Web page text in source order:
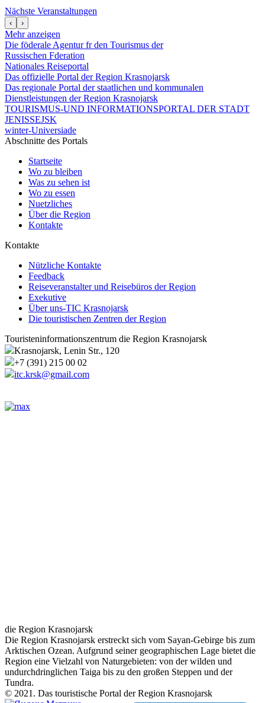
Nächste Veranstaltungen
‹ ›
Mehr anzeigen
Die föderale Agentur fr den Tourismus der
Russischen Fderation
Nationales Reiseportal
Das offizielle Portal der Region Krasnojarsk
Das regionale Portal der staatlichen und kommunalen
Dienstleistungen der Region Krasnojarsk
TOURISMUS-UND INFORMATIONSPORTAL DER STADT
JENISSEJSK
winter-Universiade
Abschnitte des Portals
Startseite
Wo zu bleiben
Was zu sehen ist
Wo zu essen
Nuetzliches
Über die Region
Kontakte
Kontakte
Nützliche Kontakte
Feedback
Reiseveranstalter und Reisebüros der Region
Exekutive
Über uns-TIC Krasnojarsk
Die touristischen Zentren der Region
Touristeninformationszentrum die Region Krasnojarsk
Krasnojarsk, Lenin Str., 120
+7 (391) 215 00 02
itc.krsk@gmail.com
die Region Krasnojarsk
Die Region Krasnojarsk erstreckt sich vom Sayan-Gebirge bis zum
Arktischen Ozean. Aufgrund seiner geographischen Lage bietet die
Region eine Vielzahl von Naturgebieten: von der wilden und
undurchdringlichen Taiga bis zu den großen Steppen und der
Tundra.
© 2021. Das touristische Portal der Region Krasnojarsk